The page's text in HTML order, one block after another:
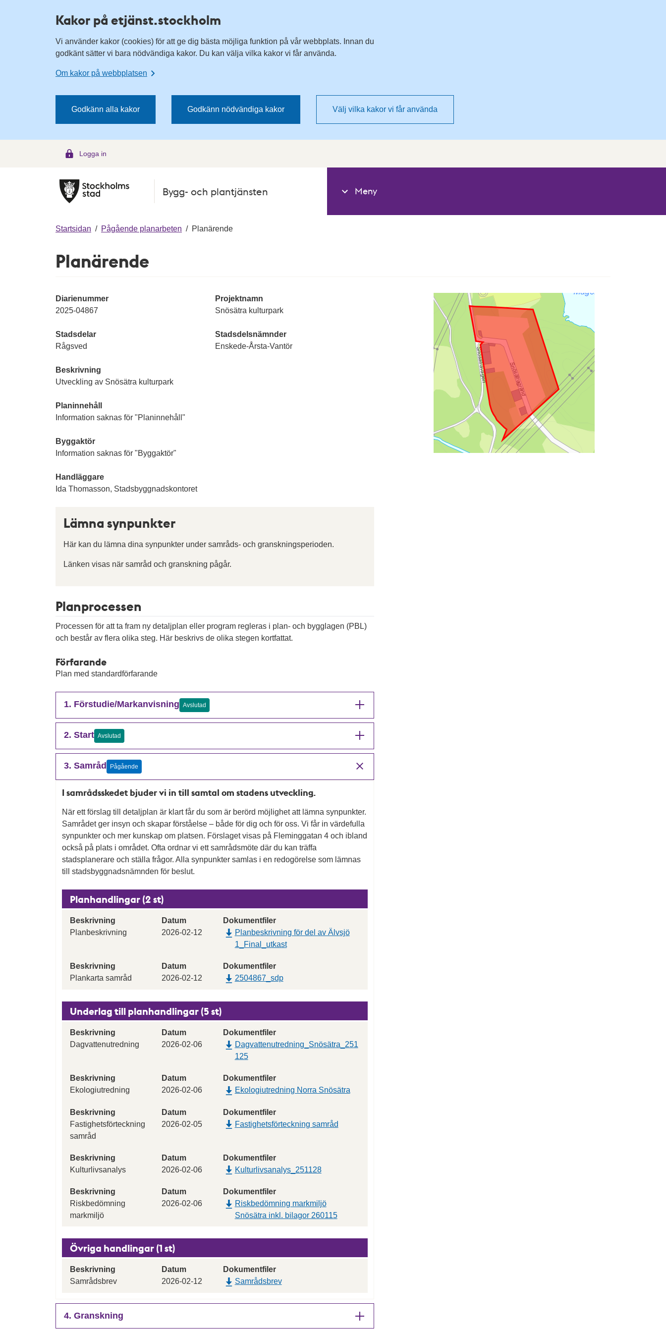
Kakor på etjänst.stockholm
Vi använder kakor (cookies) för att ge dig bästa möjliga funktion på vår webbplats. Innan du
godkänt sätter vi bara nödvändiga kakor. Du kan välja vilka kakor vi får använda.
Om kakor på webbplatsen
Godkänn alla kakor Godkänn nödvändiga kakor Välj vilka kakor vi får använda
Logga in
Bygg- och plantjänsten Meny
Startsidan / Pågående planarbeten / Planärende
Planärende
Diarienummer
2025-04867
Projektnamn
Snösätra kulturpark
Stadsdelar
Rågsved
Stadsdelsnämnder
Enskede-Årsta-Vantör
Beskrivning
Utveckling av Snösätra kulturpark
Planinnehåll
Information saknas för "Planinnehåll"
Byggaktör
Information saknas för "Byggaktör"
Handläggare
Ida Thomasson, Stadsbyggnadskontoret
Lämna synpunkter
Här kan du lämna dina synpunkter under samråds- och granskningsperioden.
Länken visas när samråd och granskning pågår.
Planprocessen
Processen för att ta fram ny detaljplan eller program regleras i plan- och bygglagen (PBL)
och består av flera olika steg. Här beskrivs de olika stegen kortfattat.
Förfarande
Plan med standardförfarande
1. Förstudie/Markanvisning Avslutad
2. Start Avslutad
3. Samråd Pågående
I samrådsskedet bjuder vi in till samtal om stadens utveckling.
När ett förslag till detaljplan är klart får du som är berörd möjlighet att lämna synpunkter.
Samrådet ger insyn och skapar förståelse – både för dig och för oss. Vi får in värdefulla
synpunkter och mer kunskap om platsen. Förslaget visas på Fleminggatan 4 och ibland
också på plats i området. Ofta ordnar vi ett samrådsmöte där du kan träffa
stadsplanerare och ställa frågor. Alla synpunkter samlas i en redogörelse som lämnas
till stadsbyggnadsnämnden för beslut.
Planhandlingar (2 st)
Beskrivning
Planbeskrivning
Datum
2026-02-12
Dokumentfiler
Planbeskrivning för del av Älvsjö
1_Final_utkast
Beskrivning
Plankarta samråd
Datum
2026-02-12
Dokumentfiler
2504867_sdp
Underlag till planhandlingar (5 st)
Beskrivning
Dagvattenutredning
Datum
2026-02-06
Dokumentfiler
Dagvattenutredning_Snösätra_251
125
Beskrivning
Ekologiutredning
Datum
2026-02-06
Dokumentfiler
Ekologiutredning Norra Snösätra
Beskrivning
Fastighetsförteckning
samråd
Datum
2026-02-05
Dokumentfiler
Fastighetsförteckning samråd
Beskrivning
Kulturlivsanalys
Datum
2026-02-06
Dokumentfiler
Kulturlivsanalys_251128
Beskrivning
Riskbedömning
markmiljö
Datum
2026-02-06
Dokumentfiler
Riskbedömning markmiljö
Snösätra inkl. bilagor 260115
Övriga handlingar (1 st)
Beskrivning
Samrådsbrev
Datum
2026-02-12
Dokumentfiler
Samrådsbrev
4. Granskning